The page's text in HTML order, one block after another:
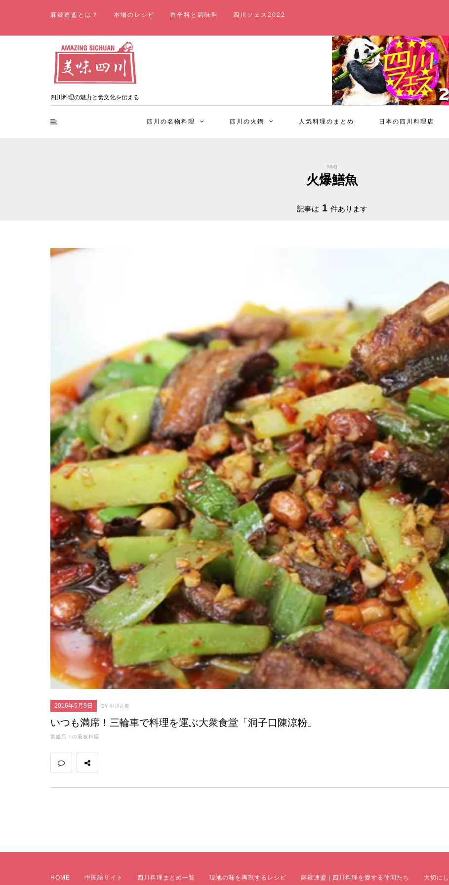
麻辣連盟とは？ 本場のレシピ 香辛料と調味料 四川フェス2022
四川料理の魅力と食文化を伝える
四川の名物料理 四川の火鍋 人気料理のまとめ 日本の四川料理店
TAG
火爆鱔魚
記事は 1 件あります
2016年5月9日 BY 中川正道
いつも満席！三輪車で料理を運ぶ大衆食堂「洞子口陳涼粉」
繁盛店！の看板料理
HOME 中国語サイト 四川料理まとめ一覧 現地の味を再現するレシピ 麻辣連盟 | 四川料理を愛する仲間たち 大切に